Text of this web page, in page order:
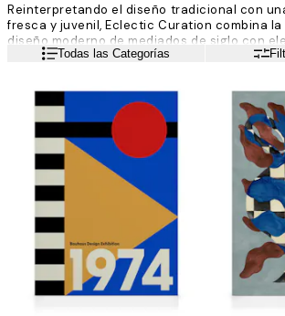
Reinterpretando el diseño tradicional con
fresca y juvenil, Eclectic Curation combina
diseño moderno de mediados de siglo con
en lo retro. Esta estética integra de manera
permitiendo la autoexpresión.
Leer másTodas las Categorías